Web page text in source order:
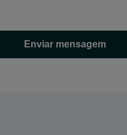
Enviar mensagem